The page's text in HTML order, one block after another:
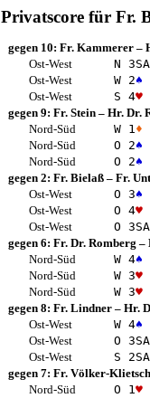
Privatscore für Fr.
gegen 10: Fr. Kammerer –
Ost-West N 3SA
Ost-West W 2♠
Ost-West S 4♥
gegen 9: Fr. Stein – Hr. Dr.
Nord-Süd W 1♦
Nord-Süd O 2♠
Nord-Süd O 2♠
gegen 2: Fr. Bielaß – Fr.
Ost-West O 3♠
Ost-West O 4♥
Ost-West O 3SA
gegen 6: Fr. Dr. Romberg –
Nord-Süd W 4♠
Nord-Süd W 3♥
Nord-Süd W 3♥
gegen 8: Fr. Lindner – Hr.
Ost-West W 4♠
Ost-West O 3SA
Ost-West S 2SA
gegen 7: Fr. Völker-Klietsch
Nord-Süd O 1♥